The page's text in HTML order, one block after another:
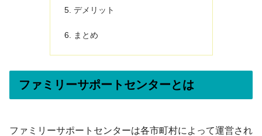
デメリット
まとめ
ファミリーサポートセンターとは
ファミリーサポートセンターは各市町村によって運営され